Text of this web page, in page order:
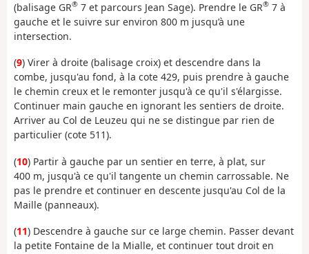
(balisage GR® 7 et parcours Jean Sage). Prendre le GR® 7 à
gauche et le suivre sur environ 800 m jusqu’à une
intersection.
(9) Virer à droite (balisage croix) et descendre dans la
combe, jusqu'au fond, à la cote 429, puis prendre à gauche
le chemin creux et le remonter jusqu'à ce qu'il s'élargisse.
Continuer main gauche en ignorant les sentiers de droite.
Arriver au Col de Leuzeu qui ne se distingue par rien de
particulier (cote 511).
(10) Partir à gauche par un sentier en terre, à plat, sur
400 m, jusqu'à ce qu'il tangente un chemin carrossable. Ne
pas le prendre et continuer en descente jusqu'au Col de la
Maille (panneaux).
(11) Descendre à gauche sur ce large chemin. Passer devant
la petite Fontaine de la Mialle, et continuer tout droit en